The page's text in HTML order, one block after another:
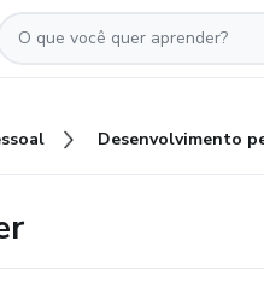
Desenvolvimento